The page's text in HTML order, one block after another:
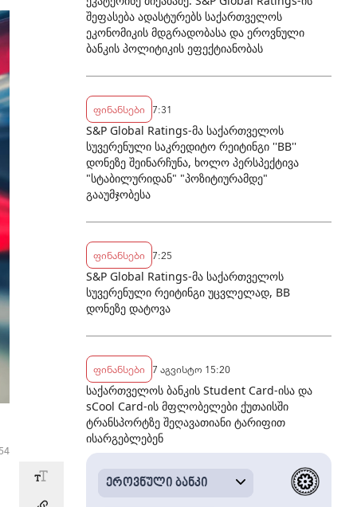
შეფასება ადასტურებს საქართველოს
ეკონომიკის მდგრადობასა და ეროვნული
ბანკის პოლიტიკის ეფექტიანობას
ფინანსები 7:31
S&P Global Ratings-მა საქართველოს
სუვერენული საკრედიტო რეიტინგი ''BB''
დონეზე შეინარჩუნა, ხოლო პერსპექტივა
"სტაბილურიდან" "პოზიტიურამდე"
გააუმჯობესა
ფინანსები 7:25
S&P Global Ratings-მა საქართველოს
სუვერენული რეიტინგი უცვლელად, BB
დონეზე დატოვა
ფინანსები 7 აგვისტო 15:20
საქართველოს ბანკის Student Card-ისა და
sCool Card-ის მფლობელები ქუთაისში
ტრანსპორტზე შეღავათიანი ტარიფით
ისარგებლებენ